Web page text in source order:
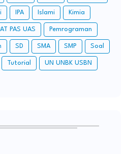
IPA Islami Kimia
PAS UAS Pemrograman
SD SMA SMP Soal
Tutorial UN UNBK USBN